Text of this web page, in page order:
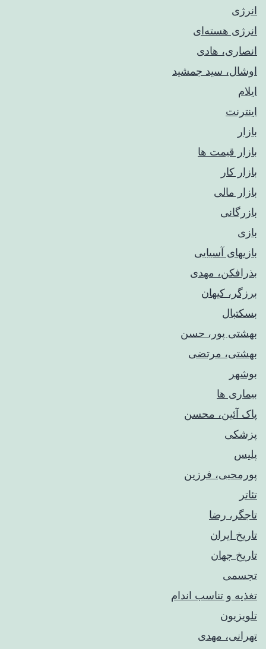
انرژی
انرژی هسته‌ای
انصاری، هادی
اوشال، سید جمشید
ایلام
اینترنت
بازار
بازار قیمت ها
بازار کار
بازار مالی
بازرگانی
بازی
بازیهای آسیایی
بذرافکن، مهدی
برزگر، کیهان
بسکتبال
بهشتی پور، حسن
بهشتی، مرتضی
بوشهر
بیماری ها
پاک آئین، محسن
پزشکی
پلیس
پورمحبی، فرزین
تئاتر
تاجگر، رضا
تاریخ ایران
تاریخ جهان
تجسمی
تغذیه و تناسب اندام
تلویزیون
تهرانی، مهدی